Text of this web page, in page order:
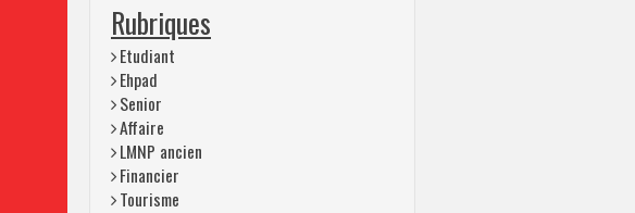
Rubriques
Etudiant
Ehpad
Senior
Affaire
LMNP ancien
Financier
Tourisme